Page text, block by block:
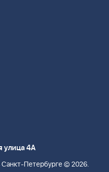
улица 4А
Петербурге © 2026.